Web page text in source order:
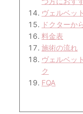
ヴェルベッ
ドクターか
料金表
施術の流れ
ヴェルベッ
ク
FQA